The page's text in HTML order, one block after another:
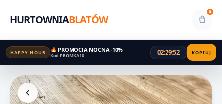
HURTOWNIABLATÓW
0
HAPPY HOUR 🔥 PROMOCJA NOCNA -10%
Kod PROMKA10 02:29:51 KOPIUJ